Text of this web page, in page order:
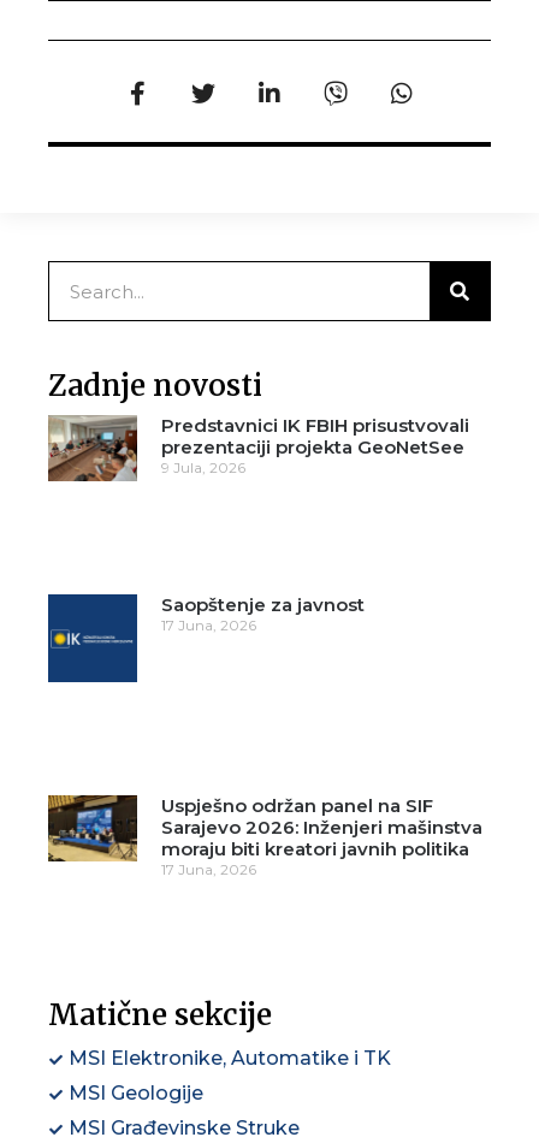
Zadnje novosti
Predstavnici IK FBIH prisustvovali
prezentaciji projekta GeoNetSee
9 Jula, 2026
Saopštenje za javnost
17 Juna, 2026
Uspješno održan panel na SIF
Sarajevo 2026: Inženjeri mašinstva
moraju biti kreatori javnih politika
17 Juna, 2026
Matične sekcije
MSI Elektronike, Automatike i TK
MSI Geologije
MSI Građevinske Struke